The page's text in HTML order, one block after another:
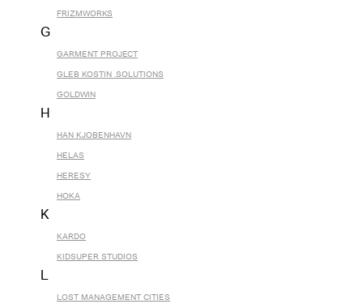
FRIZMWORKS
G
GARMENT PROJECT
GLEB KOSTIN .SOLUTIONS
GOLDWIN
H
HAN KJOBENHAVN
HELAS
HERESY
HOKA
K
KARDO
KIDSUPER STUDIOS
L
LOST MANAGEMENT CITIES